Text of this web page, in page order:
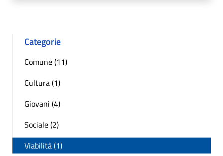
Categorie
Comune (11)
Cultura (1)
Giovani (4)
Sociale (2)
Viabilità (1)